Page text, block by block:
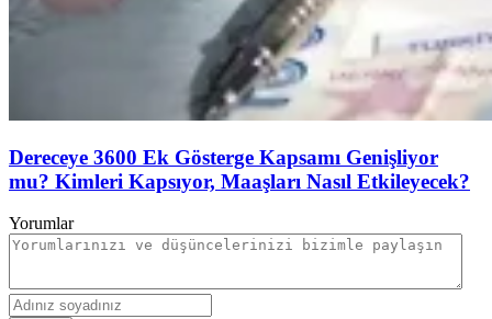
Dereceye 3600 Ek Gösterge Kapsamı Genişliyor
mu? Kimleri Kapsıyor, Maaşları Nasıl Etkileyecek?
Yorumlar